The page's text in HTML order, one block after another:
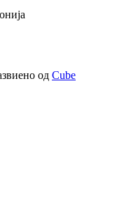
од Cube